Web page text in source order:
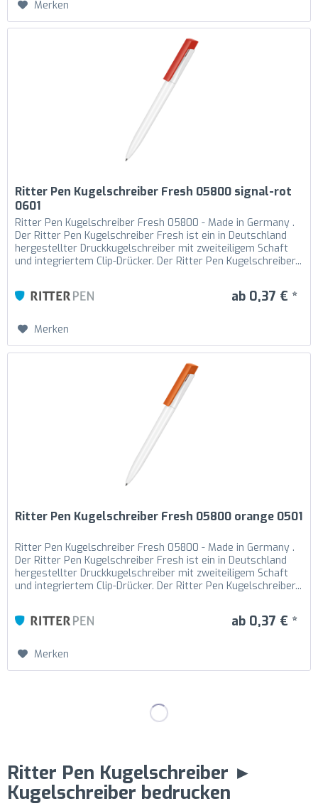
Merken
Ritter Pen Kugelschreiber Fresh 05800 signal-rot
0601
Ritter Pen Kugelschreiber Fresh 05800 - Made in Germany .
Der Ritter Pen Kugelschreiber Fresh ist ein in Deutschland
hergestellter Druckkugelschreiber mit zweiteiligem Schaft
und integriertem Clip-Drücker. Der Ritter Pen Kugelschreiber...
ab 0,37 € *
Merken
Ritter Pen Kugelschreiber Fresh 05800 orange 0501
Ritter Pen Kugelschreiber Fresh 05800 - Made in Germany .
Der Ritter Pen Kugelschreiber Fresh ist ein in Deutschland
hergestellter Druckkugelschreiber mit zweiteiligem Schaft
und integriertem Clip-Drücker. Der Ritter Pen Kugelschreiber...
ab 0,37 € *
Merken
Ritter Pen Kugelschreiber ►
Kugelschreiber bedrucken